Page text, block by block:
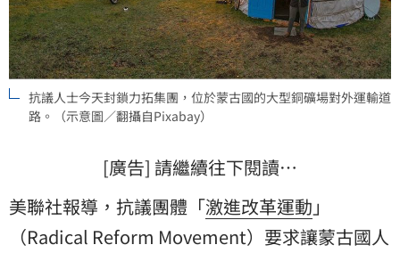
抗議人士今天封鎖力拓集團，位於蒙古國的大型銅礦場對外運輸道
路。（示意圖／翻攝自Pixabay）
[廣告] 請繼續往下閱讀…
美聯社報導，抗議團體「激進改革運動 」
（Radical Reform Movement）要求讓蒙古國人